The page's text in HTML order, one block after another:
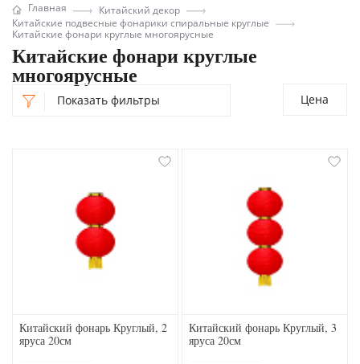
Главная
Китайский декор
Китайские подвесные фонарики спиральные круглые
Китайские фонари круглые многоярусные
Китайские фонари круглые
многоярусные
Показать фильтры Цена
Китайский фонарь Круглый, 2
яруса 20см
Китайский фонарь Круглый, 3
яруса 20см